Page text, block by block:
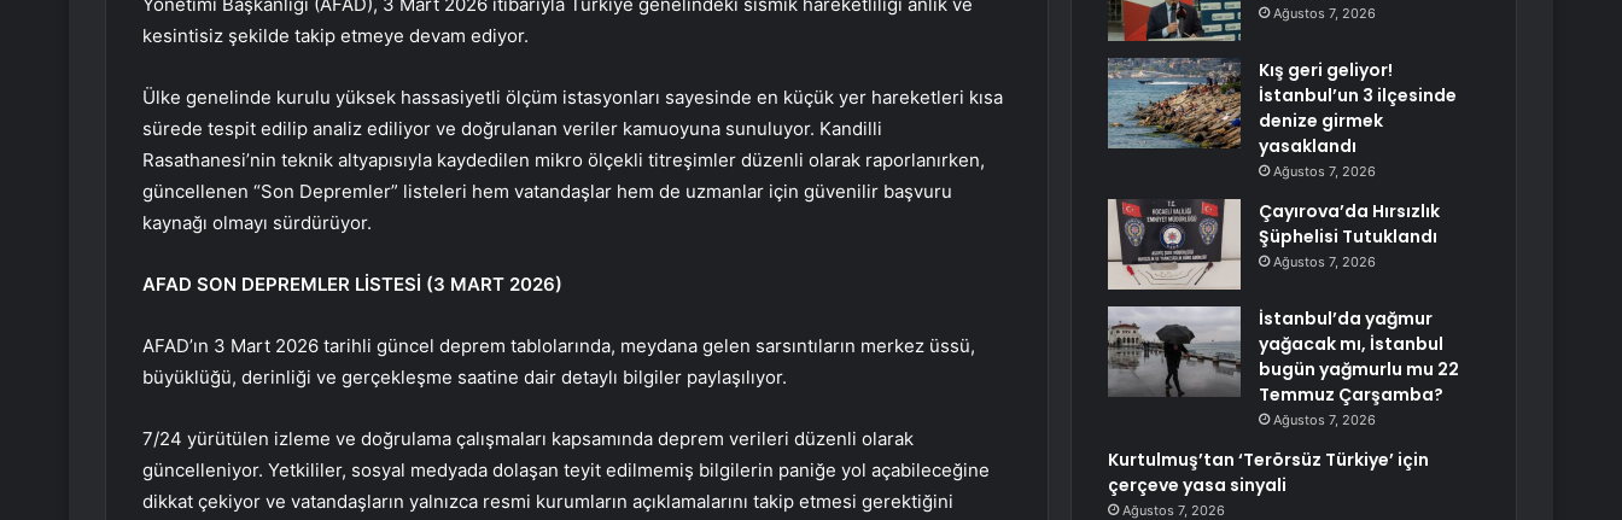
kesintisiz şekilde takip etmeye devam ediyor.
Ülke genelinde kurulu yüksek hassasiyetli ölçüm istasyonları sayesinde en küçük yer hareketleri kısa
sürede tespit edilip analiz ediliyor ve doğrulanan veriler kamuoyuna sunuluyor. Kandilli
Rasathanesi’nin teknik altyapısıyla kaydedilen mikro ölçekli titreşimler düzenli olarak raporlanırken,
güncellenen “Son Depremler” listeleri hem vatandaşlar hem de uzmanlar için güvenilir başvuru
kaynağı olmayı sürdürüyor.
AFAD SON DEPREMLER LİSTESİ (3 MART 2026)
AFAD’ın 3 Mart 2026 tarihli güncel deprem tablolarında, meydana gelen sarsıntıların merkez üssü,
büyüklüğü, derinliği ve gerçekleşme saatine dair detaylı bilgiler paylaşılıyor.
7/24 yürütülen izleme ve doğrulama çalışmaları kapsamında deprem verileri düzenli olarak
güncelleniyor. Yetkililer, sosyal medyada dolaşan teyit edilmemiş bilgilerin paniğe yol açabileceğine
dikkat çekiyor ve vatandaşların yalnızca resmi kurumların açıklamalarını takip etmesi gerektiğini
Ağustos 7, 2026
Kış geri geliyor!
İstanbul’un 3 ilçesinde
denize girmek
yasaklandı
Ağustos 7, 2026
Çayırova’da Hırsızlık
Şüphelisi Tutuklandı
Ağustos 7, 2026
İstanbul’da yağmur
yağacak mı, İstanbul
bugün yağmurlu mu 22
Temmuz Çarşamba?
Ağustos 7, 2026
Kurtulmuş’tan ‘Terörsüz Türkiye’ için
çerçeve yasa sinyali
Ağustos 7, 2026